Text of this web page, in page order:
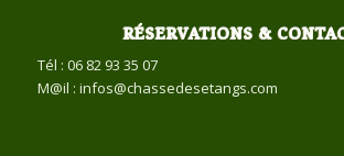
RÉSERVATIONS &
Tél : 06 82 93 35 07
M@il : infos@chassedesetangs.com